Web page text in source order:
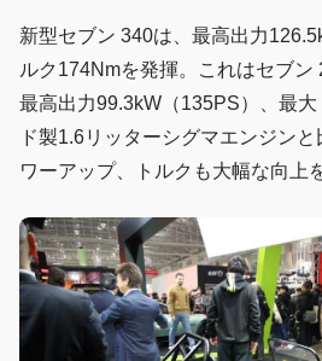
新型セブン 340は、最高出力
ルク174Nmを発揮。これはセブン
最高出力99.3kW（135PS）、最
ド製1.6リッターシグマエンジン
ワーアップ、トルクも大幅な向上